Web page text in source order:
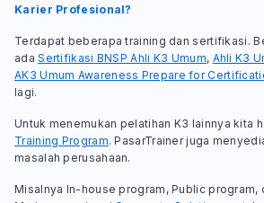
Karier Profesional?
Terdapat beberapa training dan sertifikasi.
adaSertifikasi BNSP Ahli K3 Umum, Ahli K3
AK3 Umum Awareness Prepare for
lagi.
Untuk menemukan pelatihan K3 lainnya kita
Training Program. PasarTrainer juga
masalah perusahaan.
Misalnya In-house program, Public program,